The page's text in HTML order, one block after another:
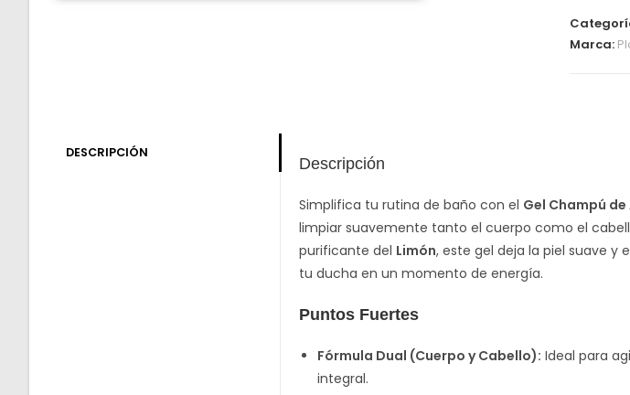
Marca:
DESCRIPCIÓN
Descripción
Simplifica tu rutina de baño con el Gel Champú
limpiar suavemente tanto el cuerpo como el
purificante del Limón, este gel deja la piel suave
tu ducha en un momento de energía.
Puntos Fuertes
Fórmula Dual (Cuerpo y Cabello): Ideal para
integral.